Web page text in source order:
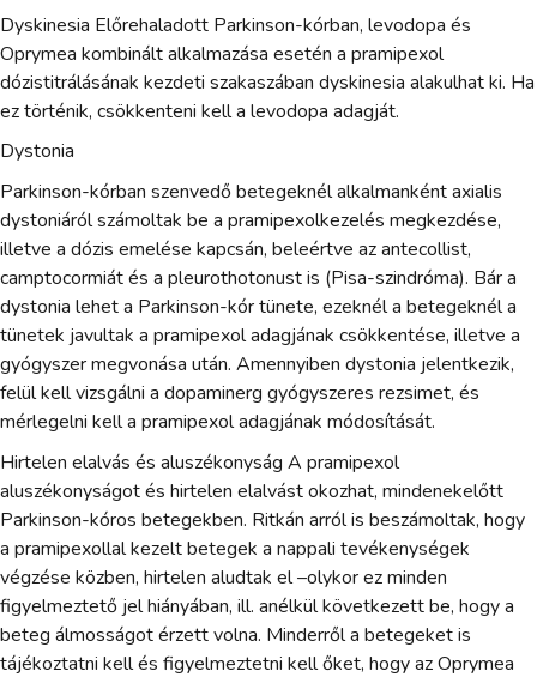
Dyskinesia Előrehaladott Parkinson-kórban, levodopa és
Oprymea kombinált alkalmazása esetén a pramipexol
dózistitrálásának kezdeti szakaszában dyskinesia alakulhat ki. Ha
ez történik, csökkenteni kell a levodopa adagját.
Dystonia
Parkinson-kórban szenvedő betegeknél alkalmanként axialis
dystoniáról számoltak be a pramipexolkezelés megkezdése,
illetve a dózis emelése kapcsán, beleértve az antecollist,
camptocormiát és a pleurothotonust is (Pisa-szindróma). Bár a
dystonia lehet a Parkinson-kór tünete, ezeknél a betegeknél a
tünetek javultak a pramipexol adagjának csökkentése, illetve a
gyógyszer megvonása után. Amennyiben dystonia jelentkezik,
felül kell vizsgálni a dopaminerg gyógyszeres rezsimet, és
mérlegelni kell a pramipexol adagjának módosítását.
Hirtelen elalvás és aluszékonyság A pramipexol
aluszékonyságot és hirtelen elalvást okozhat, mindenekelőtt
Parkinson-kóros betegekben. Ritkán arról is beszámoltak, hogy
a pramipexollal kezelt betegek a nappali tevékenységek
végzése közben, hirtelen aludtak el –olykor ez minden
figyelmeztető jel hiányában, ill. anélkül következett be, hogy a
beteg álmosságot érzett volna. Minderről a betegeket is
tájékoztatni kell és figyelmeztetni kell őket, hogy az Oprymea